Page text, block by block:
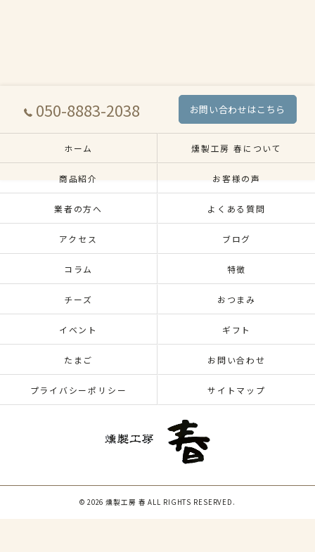
050-8883-2038 お問い合わせはこちら
ホーム 燻製工房 春について
商品紹介 お客様の声
業者の方へ よくある質問
アクセス ブログ
コラム 特徴
チーズ おつまみ
イベント ギフト
たまご お問い合わせ
プライバシーポリシー サイトマップ
© 2026 燻製工房 春 ALL RIGHTS RESERVED.